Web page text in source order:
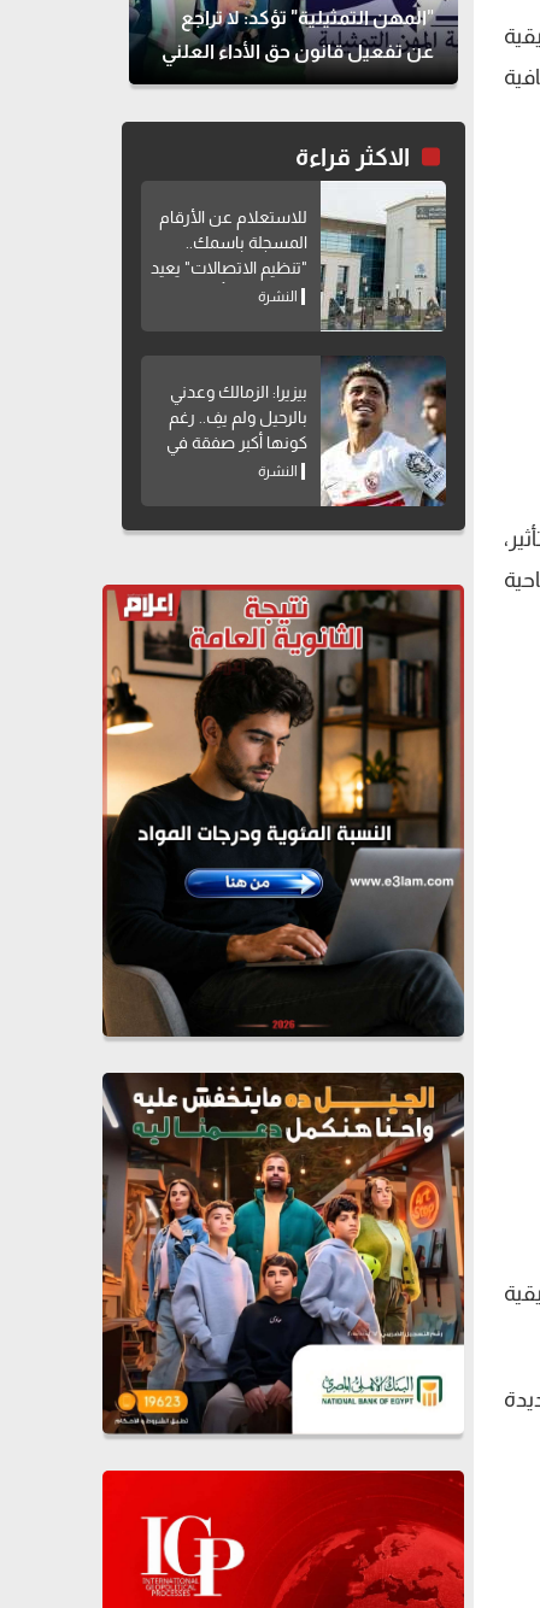
تسويقية
"المهن التمثيلية" تؤكد: لا تراجع
عن تفعيل قانون حق الأداء العلني
الاكثر قراءة
للاستعلام عن الأرقام
المسجلة باسمك..
"تنظيم الاتصالات" يعيد
إتاحة خدمة "أرقامي"
النشرة
بيزيرا: الزمالك وعدني
بالرحيل ولم يفِ.. رغم
كونها أكبر صفقة في
تاريخه
النشرة